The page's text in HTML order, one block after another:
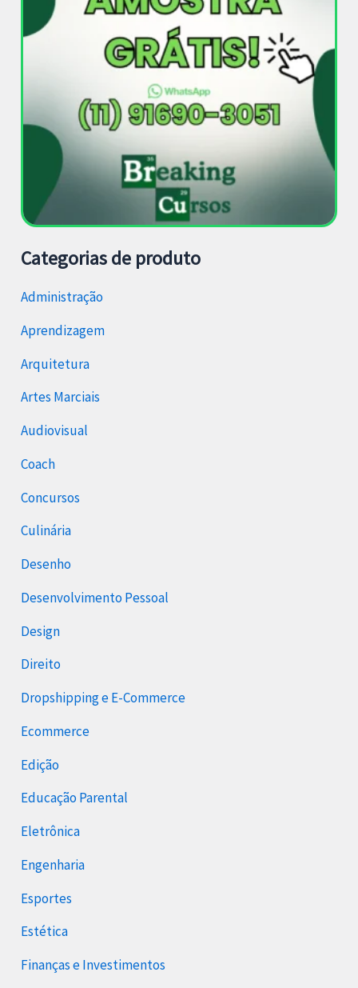
Categorias de produto
Administração
Aprendizagem
Arquitetura
Artes Marciais
Audiovisual
Coach
Concursos
Culinária
Desenho
Desenvolvimento Pessoal
Design
Direito
Dropshipping e E-Commerce
Ecommerce
Edição
Educação Parental
Eletrônica
Engenharia
Esportes
Estética
Finanças e Investimentos